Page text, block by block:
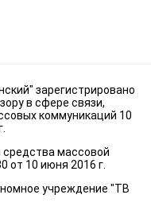
зарегистрировано
в сфере связи,
коммуникаций 10
средства массовой
10 июня 2016 г.
учреждение "ТВ